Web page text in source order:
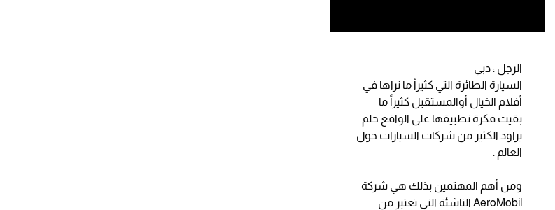
الرجل : دبي
السيارة الطائرة التي كثيراً ما نراها في
أفلام الخيال أوالمستقبل كثيراً ما
بقيت فكرة تطبيقها على الواقع حلم
يراود الكثير من شركات السيارات حول
العالم .
ومن أهم المهتمين بذلك هي شركة
AeroMobil الناشئة التي تعتبر من